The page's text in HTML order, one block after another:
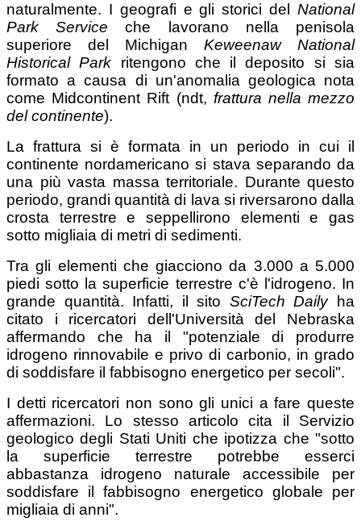
naturalmente. I geografi e gli storici del National
Park Service che lavorano nella penisola
superiore del Michigan Keweenaw National
Historical Park ritengono che il deposito si sia
formato a causa di un'anomalia geologica nota
come Midcontinent Rift (ndt, frattura nella mezzo
del continente).
La frattura si è formata in un periodo in cui il
continente nordamericano si stava separando da
una più vasta massa territoriale. Durante questo
periodo, grandi quantità di lava si riversarono dalla
crosta terrestre e seppellirono elementi e gas
sotto migliaia di metri di sedimenti.
Tra gli elementi che giacciono da 3.000 a 5.000
piedi sotto la superficie terrestre c'è l'idrogeno. In
grande quantità. Infatti, il sito SciTech Dailyha
citato i ricercatori dell'Università del Nebraska
affermando che ha il "potenziale di produrre
idrogeno rinnovabile e privo di carbonio, in grado
di soddisfare il fabbisogno energetico per secoli".
I detti ricercatori non sono gli unici a fare queste
affermazioni. Lo stesso articolo cita il Servizio
geologico degli Stati Uniti che ipotizza che "sotto
la superficie terrestre potrebbe esserci
abbastanza idrogeno naturale accessibile per
soddisfare il fabbisogno energetico globale per
migliaia di anni".